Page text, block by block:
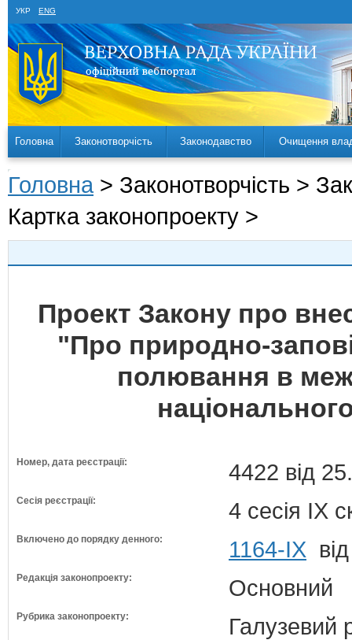
УКР ENG
Головна Законотворчість Законодавство Очищення
Головна > Законотворчість >
Картка законопроекту >
Проект Закону про
"Про природно-
полювання в
Номер, дата реєстрації: 4422 від
Сесія реєстрації: 4 сесія IX
Включено до порядку денного: 1164-ІХ
Редакція законопроекту: Основний
Рубрика законопроекту: Галузевий